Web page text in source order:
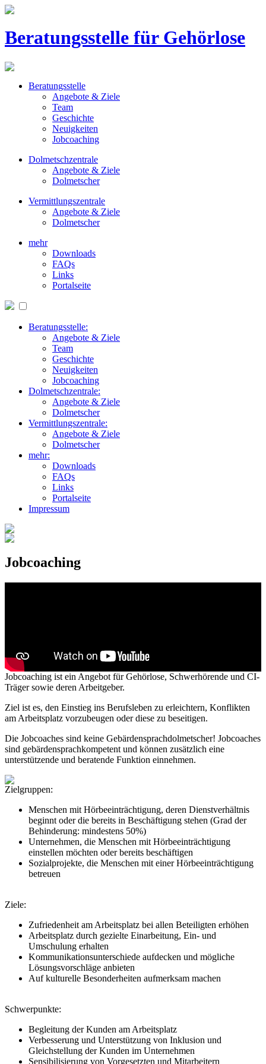
Beratungsstelle für Gehörlose
Beratungsstelle
Angebote & Ziele
Team
Geschichte
Neuigkeiten
Jobcoaching
Dolmetschzentrale
Angebote & Ziele
Dolmetscher
Vermittlungszentrale
Angebote & Ziele
Dolmetscher
mehr
Downloads
FAQs
Links
Portalseite
Beratungsstelle:
Angebote & Ziele
Team
Geschichte
Neuigkeiten
Jobcoaching
Dolmetschzentrale:
Angebote & Ziele
Dolmetscher
Vermittlungszentrale:
Angebote & Ziele
Dolmetscher
mehr:
Downloads
FAQs
Links
Portalseite
Impressum
Jobcoaching
Jobcoaching ist ein Angebot für Gehörlose, Schwerhörende und CI-
Träger sowie deren Arbeitgeber.
Ziel ist es, den Einstieg ins Berufsleben zu erleichtern, Konflikten
am Arbeitsplatz vorzubeugen oder diese zu beseitigen.
Die Jobcoaches sind keine Gebärdensprachdolmetscher! Jobcoaches
sind gebärdensprachkompetent und können zusätzlich eine
unterstützende und beratende Funktion einnehmen.
Zielgruppen:
Menschen mit Hörbeeinträchtigung, deren Dienstverhältnis
beginnt oder die bereits in Beschäftigung stehen (Grad der
Behinderung: mindestens 50%)
Unternehmen, die Menschen mit Hörbeeinträchtigung
einstellen möchten oder bereits beschäftigen
Sozialprojekte, die Menschen mit einer Hörbeeinträchtigung
betreuen
Ziele:
Zufriedenheit am Arbeitsplatz bei allen Beteiligten erhöhen
Arbeitsplatz durch gezielte Einarbeitung, Ein- und
Umschulung erhalten
Kommunikationsunterschiede aufdecken und mögliche
Lösungsvorschläge anbieten
Auf kulturelle Besonderheiten aufmerksam machen
Schwerpunkte:
Begleitung der Kunden am Arbeitsplatz
Verbesserung und Unterstützung von Inklusion und
Gleichstellung der Kunden im Unternehmen
Sensibilisierung von Vorgesetzten und Mitarbeitern